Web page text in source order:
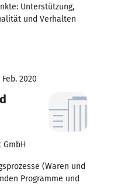
Unterstützung,
und Verhalten
2020
(Waren und
Programme und